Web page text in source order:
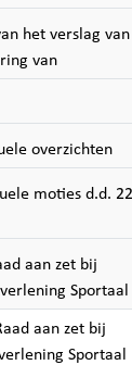
het verslag van
van
overzichten
moties d.d. 22
aan zet bij
Sportaal
aan zet bij
Sportaal